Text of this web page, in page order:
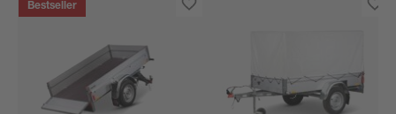
Bestseller